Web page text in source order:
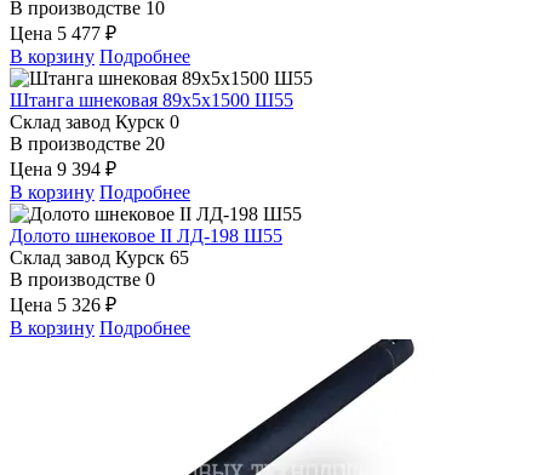
В производстве 10
Цена 5 477 ₽
В корзину Подробнее
Штанга шнековая 89х5х1500 Ш55
Склад завод Курск 0
В производстве 20
Цена 9 394 ₽
В корзину Подробнее
Долото шнековое II ЛД-198 Ш55
Склад завод Курск 65
В производстве 0
Цена 5 326 ₽
В корзину Подробнее